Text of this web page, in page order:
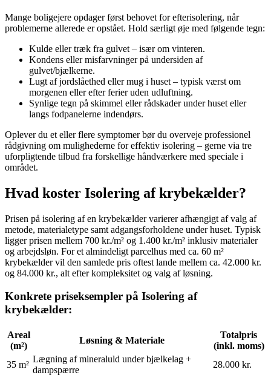
Mange boligejere opdager først behovet for efterisolering, når
problemerne allerede er opstået. Hold særligt øje med følgende tegn:
Kulde eller træk fra gulvet – især om vinteren.
Kondens eller misfarvninger på undersiden af
gulvet/bjælkerne.
Lugt af jordslåethed eller mug i huset – typisk værst om
morgenen eller efter ferier uden udluftning.
Synlige tegn på skimmel eller rådskader under huset eller
langs fodpanelerne indendørs.
Oplever du et eller flere symptomer bør du overveje professionel
rådgivning om mulighederne for effektiv isolering – gerne via tre
uforpligtende tilbud fra forskellige håndværkere med speciale i
området.
Hvad koster Isolering af krybekælder?
Prisen på isolering af en krybekælder varierer afhængigt af valg af
metode, materialetype samt adgangsforholdene under huset. Typisk
ligger prisen mellem 700 kr./m² og 1.400 kr./m² inklusiv materialer
og arbejdsløn. For et almindeligt parcelhus med ca. 60 m²
krybekælder vil den samlede pris oftest lande mellem ca. 42.000 kr.
og 84.000 kr., alt efter kompleksitet og valg af løsning.
Konkrete priseksempler på Isolering af
krybekælder:
Areal
(m²)
Løsning & Materiale
Totalpris
(inkl. moms)
35 m²
Lægning af mineraluld under bjælkelag +
dampspærre
28.000 kr.